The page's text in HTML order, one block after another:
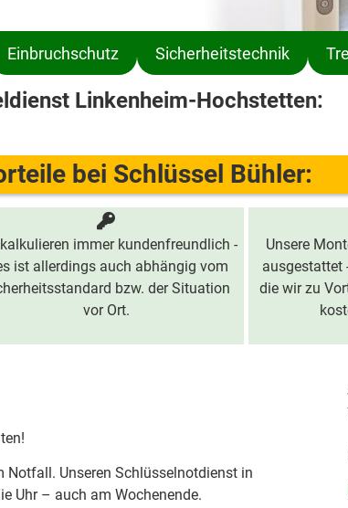
Einbruchschutz Sicherheitstechnik
Linkenheim-Hochstetten:
bei Schlüssel Bühler:
immer kundenfreundlich -
ist allerdings auch abhängig vom
bzw. der Situation
vor Ort.
Unsere
ausgestattet
die wir zu
Notfall. Unseren Schlüsselnotdienst in
Uhr – auch am Wochenende.